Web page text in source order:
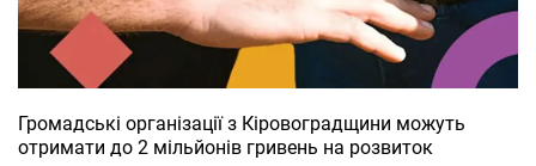
Громадські організації з Кіровоградщини можуть
отримати до 2 мільйонів гривень на розвиток